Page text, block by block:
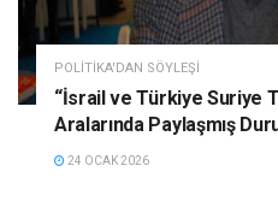
POLITIKA'DAN SÖYLEŞI
“İsrail ve Türkiye Suriye
Aralarında Paylaşmış
24 OCAK 2026